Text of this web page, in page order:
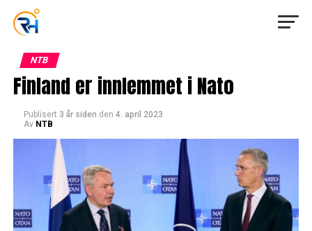
NTB
Finland er innlemmet i Nato
Publisert 3 år siden den 4. april 2023
Av NTB